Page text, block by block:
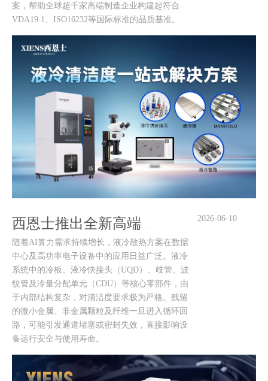
案，帮助全球超千家高端制造企业构建起符合
VDA19.1、ISO16232等国际标准的品质基准。
随着AI算力需求持续增长，液冷散热方案在数据
中心及高功率电子设备中的应用日益广泛。液冷
系统中的冷板、液冷快接头（UQD）、歧管、波
纹管及冷量分配单元（CDU）等核心零部件，由
于内部结构复杂，对清洁度要求极为严格。残留
的微小金属、非金属颗粒及纤维一旦进入循环回
路，可能引发通道堵塞或密封失效，直接影响设
备运行安全与使用寿命。
2026-06-10